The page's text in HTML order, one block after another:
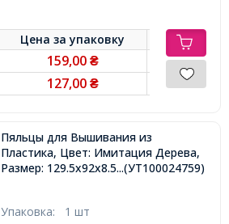
Цена заупаковку
159,00 ₴
127,00 ₴
Пяльцы для Вышивания из
Пластика, Цвет: Имитация Дерева,
Размер: 129.5x92x8.5мм,...(УТ100024759)
Упаковка: 1 шт